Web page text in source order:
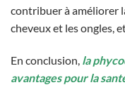
contribuer à améliorer
cheveux et les ongles,
En conclusion, la
avantages pour la